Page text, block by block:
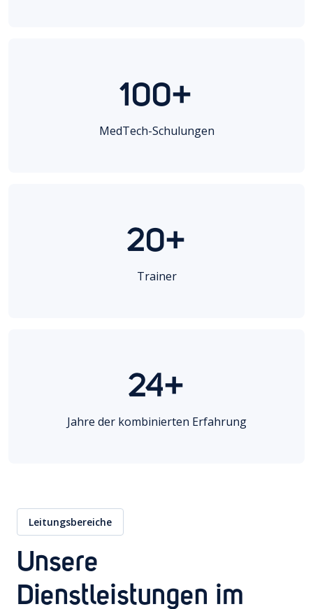
100+
MedTech-Schulungen
20+
Trainer
24+
Jahre der kombinierten Erfahrung
Leitungsbereiche
Unsere
Dienstleistungen im